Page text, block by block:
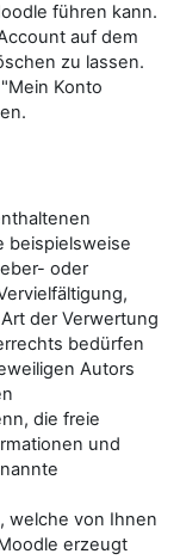
führen kann.
auf dem
zu lassen.
Konto
beispielsweise
oder
der Verwertung
bedürfen
Autors
die freie
und
welche von Ihnen
erzeugt